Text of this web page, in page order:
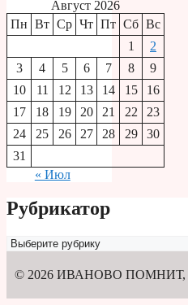
Август 2026
Пн Вт Ср Чт Пт Сб Вс
1
2
3
4 5 6 7 8
9
10
11 12 13 14 15
16
17
18 19 20 21 22
23
24
25 26 27 28 29
30
31
« Июл
Рубрикатор
Рубрикатор
© 2026 ИВАНОВО ПОМНИТ,